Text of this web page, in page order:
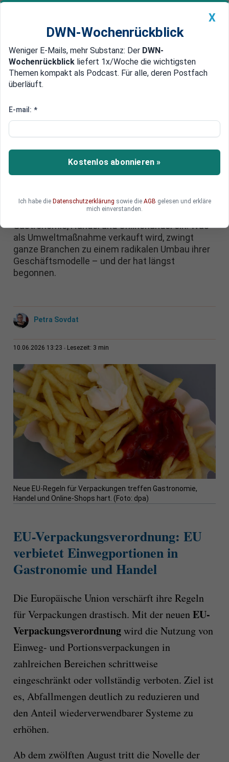
Newsticker MEIN DWN: Geldanlage Premium
Edelmetalle DWN-Magazin China
EU-Verpackungsverordnung:
Aus in Europa
Zucker im Tütchen, Ketchup im Mini-Beutel,
Shampoo im Hotel-Sachet – genau diese
Servicewelt. Die EU zieht die Reißleine bei
Einwegverpackungen und greift tief in
Gastronomie, Handel und Onlinehandel ein. Was
als Umweltmaßnahme verkauft wird, zwingt
ganze Branchen zu einem radikalen Umbau ihrer
Geschäftsmodelle – und der hat längst
begonnen.
Petra Sovdat
10.06.2026 13:23 Lesezeit: 3 min
Neue EU-Regeln für Verpackungen treffen Gastronomie,
Handel und Online-Shops hart. (Foto: dpa)
EU-Verpackungsverordnung: EU
verbietet Einwegportionen in
Gastronomie und Handel
Die Europäische Union verschärft ihre Regeln
für Verpackungen drastisch. Mit der neuenEU-
Verpackungsverordnungwird die Nutzung von
Einweg- und Portionsverpackungen in
zahlreichen Bereichen schrittweise
eingeschränkt oder vollständig verboten. Ziel ist
es, Abfallmengen deutlich zu reduzieren und
den Anteil wiederverwendbarer Systeme zu
erhöhen.
Ab dem zwölften August tritt die Novelle der
X
DWN-Wochenrückblick
Weniger E-Mails, mehr Substanz: Der DWN-
Wochenrückblick liefert 1x/Woche die wichtigsten
Themen kompakt als Podcast. Für alle, deren Postfach
überläuft.
E-mail: *
Kostenlos abonnieren »
Ich habe die Datenschutzerklärung sowie die AGB gelesen und erkläre
mich einverstanden.